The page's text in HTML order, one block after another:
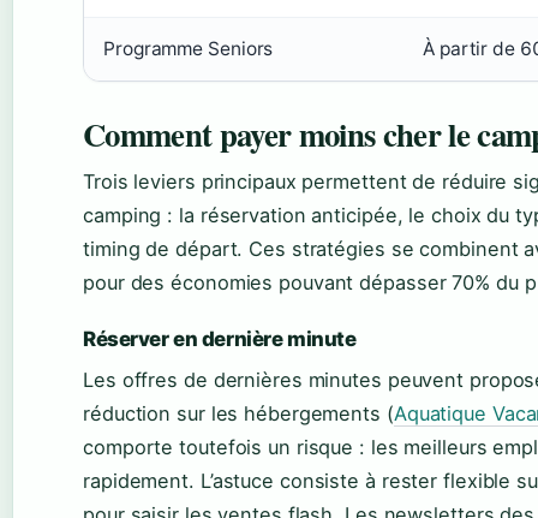
Programme Seniors À partir de
Comment payer moins cher le
Trois leviers principaux permettent de réduire
camping : la réservation anticipée, le choix du
timing de départ. Ces stratégies se combinent
pour des économies pouvant dépasser 70% du
Réserver en dernière minute
Les offres de dernières minutes peuvent
réduction sur les hébergements (Aquatique
comporte toutefois un risque : les meilleurs
rapidement. L’astuce consiste à rester flexible